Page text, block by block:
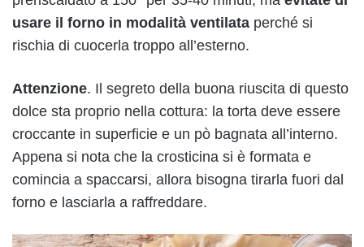
usare il forno in modalità ventilata perché si
rischia di cuocerla troppo all’esterno.
Attenzione. Il segreto della buona riuscita di questo
dolce sta proprio nella cottura: la torta deve essere
croccante in superficie e un pò bagnata all’interno.
Appena si nota che la crosticina si è formata e
comincia a spaccarsi, allora bisogna tirarla fuori dal
forno e lasciarla a raffreddare.